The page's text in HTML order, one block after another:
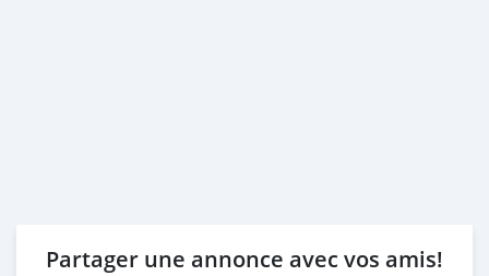
Partager une annonce avec vos amis!